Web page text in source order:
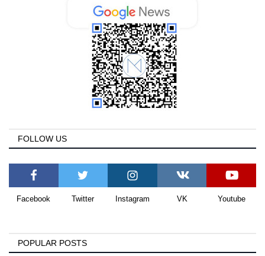
Health
Sustainability
In Pictures
FOLLOW US
Facebook Twitter Instagram VK Youtube
POPULAR POSTS